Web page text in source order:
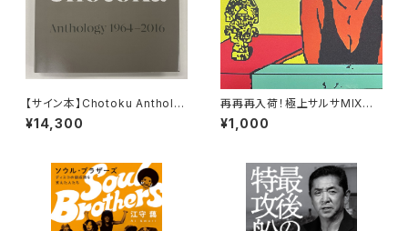
【サイン本】Chotoku Antholo
gy 1964-2016 田中長徳
¥14,300
再再再入荷！極上サルサMIX第
三弾「La Mala Hora」Mixed
by yudayajazz
¥1,000